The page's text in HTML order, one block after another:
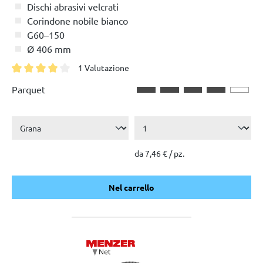
Dischi abrasivi velcrati
Corindone nobile bianco
G60–150
Ø 406 mm
1 Valutazione
Parquet
da 7,46 € / pz.
Nel carrello
Nel carrello